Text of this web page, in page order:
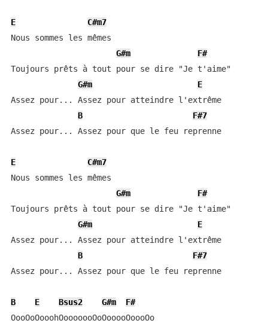
E
C#m7
Nous sommes les mêmes
G#m
F#
Toujours prêts à tout pour se dire "Je t'aime"
G#m
E
Assez pour... Assez pour atteindre l'extrême
B
F#7
Assez pour... Assez pour que le feu reprenne
E
C#m7
Nous sommes les mêmes
G#m
F#
Toujours prêts à tout pour se dire "Je t'aime"
G#m
E
Assez pour... Assez pour atteindre l'extrême
B
F#7
Assez pour... Assez pour que le feu reprenne
B E Bsus2 G#m
F#
OooOoOooohOooooooOoOooooOoooOo